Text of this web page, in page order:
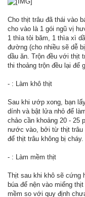
Cho thịt trâu đã thái vào
cho vào là 1 gói ngũ vị
1 thìa tỏi băm, 1 thìa xì
đường (cho nhiều sẽ dễ
dầu ăn. Trộn đều với thịt
thi thoảng trộn đều lại để
- : Làm khô thịt
Sau khi ướp xong, bạn
dính và bật lửa nhỏ để
chảo cần khoảng 20 - 25
nước vào, bởi từ thịt trâu
để thịt trâu không bị cháy.
- : Làm mềm thịt
Thịt sau khi khô sẽ cứng
búa để nện vào miếng
mềm so với quy định